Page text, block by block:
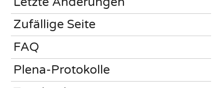
Zufällige Seite
FAQ
Plena-Protokolle